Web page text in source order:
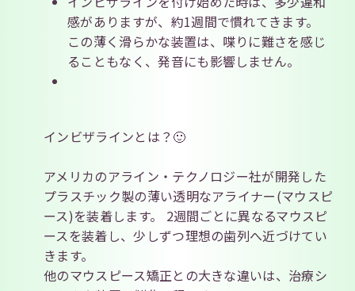
感がありますが、約1週間で慣れてきます。
この薄く滑らかな装置は、喋りに難さを感じ
ることもなく、発音にも影響しません。
インビザラインとは？🙂
アメリカのアライン・テクノロジー社が開発した
プラスチック製の薄い透明なアライナー(マウスピ
ース)を装着します。 2週間ごとに異なるマウスピ
ースを装着し、少しずつ理想の歯列へ近づけてい
きます。
他のマウスピース矯正との大きな違いは、治療シ